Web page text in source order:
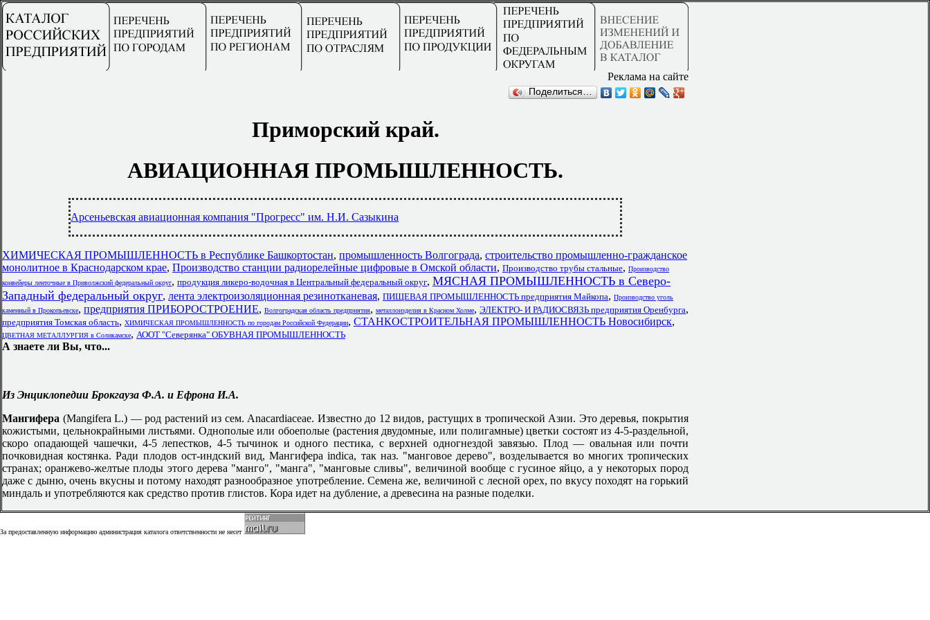
Реклама на сайте
Поделиться…
Приморский край.
АВИАЦИОННАЯ ПРОМЫШЛЕННОСТЬ.
Арсеньевская авиационная компания "Прогресс" им. Н.И. Сазыкина
ХИМИЧЕСКАЯ ПРОМЫШЛЕННОСТЬ в Республике Башкортостан, промышленность Волгограда, строительство промышленно-гражданское
монолитное в Краснодарском крае, Производство станции радиорелейные цифровые в Омской области, Производство трубы стальные, Производство
конвейеры ленточные в Приволжский федеральный округ, продукция ликеро-водочная в Центральный федеральный округ, МЯСНАЯ ПРОМЫШЛЕННОСТЬ в Северо-
Западный федеральный округ, лента электроизоляционная резинотканевая, ПИЩЕВАЯ ПРОМЫШЛЕННОСТЬ предприятия Майкопа, Производство уголь
каменный в Прокопьевске, предприятия ПРИБОРОСТРОЕНИЕ, Волгоградская область предприятия, металлоизделия в Красном Холме, ЭЛЕКТРО- И РАДИОСВЯЗЬ предприятия Оренбурга,
предприятия Томская область, ХИМИЧЕСКАЯ ПРОМЫШЛЕННОСТЬ по городам Российской Федерации, СТАНКОСТРОИТЕЛЬНАЯ ПРОМЫШЛЕННОСТЬ Новосибирск,
ЦВЕТНАЯ МЕТАЛЛУРГИЯ в Соликамске, АООТ "Северянка" ОБУВНАЯ ПРОМЫШЛЕННОСТЬ
А знаете ли Вы, что...
Из Энциклопедии Брокгауза Ф.А. и Ефрона И.А.
Мангифера (Mangifera L.) — род растений из сем. Anacardiaceae. Известно до 12 видов, растущих в тропической Азии. Это деревья, покрытия
кожистыми, цельнокрайными листьями. Однополые или обоеполые (растения двудомные, или полигамные) цветки состоят из 4-5-раздельной,
скоро опадающей чашечки, 4-5 лепестков, 4-5 тычинок и одного пестика, с верхней одногнездой завязью. Плод — овальная или почти
почковидная костянка. Ради плодов ост-индский вид, Мангифера indica, так наз. "манговое дерево", возделывается во многих тропических
странах; оранжево-желтые плоды этого дерева "манго", "манга", "манговые сливы", величиной вообще с гусиное яйцо, а у некоторых пород
даже с дыню, очень вкусны и потому находят разнообразное употребление. Семена же, величиной с лесной орех, по вкусу походят на горький
миндаль и употребляются как средство против глистов. Кора идет на дубление, а древесина на разные поделки.
За предоставленную информацию администрация каталога ответственности не несет